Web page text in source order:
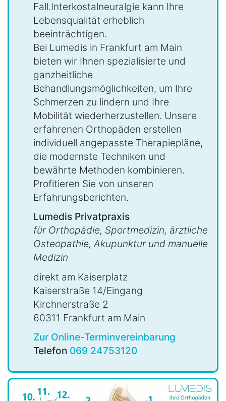
Fall.Interkostalneuralgie kann Ihre
Lebensqualität erheblich
beeinträchtigen.
Bei Lumedis in Frankfurt am Main
bieten wir Ihnen spezialisierte und
ganzheitliche
Behandlungsmöglichkeiten, um Ihre
Schmerzen zu lindern und Ihre
Mobilität wiederherzustellen. Unsere
erfahrenen Orthopäden erstellen
individuell angepasste Therapiepläne,
die modernste Techniken und
bewährte Methoden kombinieren.
Profitieren Sie von unseren
Erfahrungsberichten.
Lumedis Privatpraxis
für Orthopädie, Sportmedizin, ärztliche
Osteopathie, Akupunktur und manuelle
Medizin
direkt am Kaiserplatz
Kaiserstraße 14/Eingang
Kirchnerstraße 2
60311 Frankfurt am Main
Zur Online-Terminvereinbarung
Telefon 069 24753120